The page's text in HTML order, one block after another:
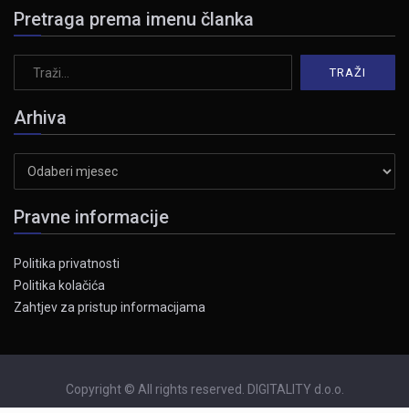
Pretraga prema imenu članka
Arhiva
Pravne informacije
Politika privatnosti
Politika kolačića
Zahtjev za pristup informacijama
Copyright © All rights reserved. DIGITALITY d.o.o.